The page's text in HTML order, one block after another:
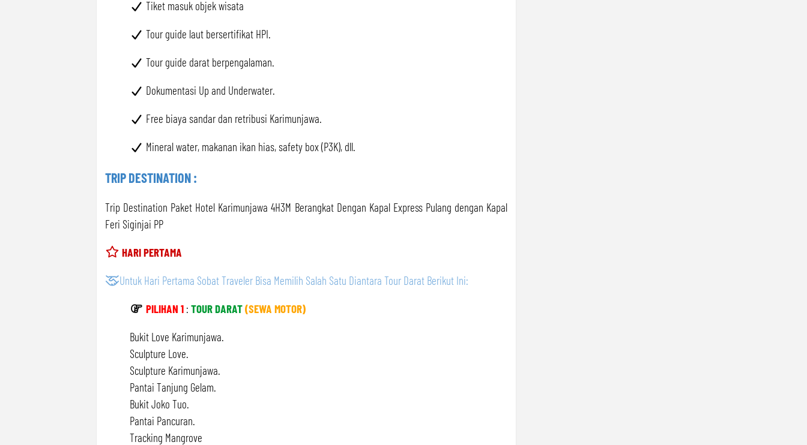
Tiket masuk objek wisata
Tour guide laut bersertifikat HPI.
Tour guide darat berpengalaman.
Dokumentasi Up and Underwater.
Free biaya sandar dan retribusi Karimunjawa.
Mineral water, makanan ikan hias, safety box (P3K), dll.
TRIP DESTINATION :
Trip Destination Paket Hotel Karimunjawa 4H3M Berangkat Dengan Kapal Express Pulang dengan Kapal
Feri Siginjai PP
HARI PERTAMA
Untuk Hari Pertama Sobat Traveler Bisa Memilih Salah Satu Diantara Tour Darat Berikut Ini:
PILIHAN 1 :TOUR DARAT(SEWA MOTOR)
Bukit Love Karimunjawa.
Sculpture Love.
Sculpture Karimunjawa.
Pantai Tanjung Gelam.
Bukit Joko Tuo.
Pantai Pancuran.
Tracking Mangrove